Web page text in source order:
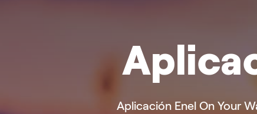
Aplicación Enel On Your